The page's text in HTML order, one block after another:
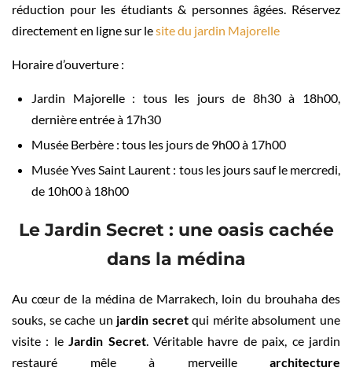
réduction pour les étudiants & personnes âgées. Réservez
directement en ligne sur lesite du jardin Majorelle
Horaire d’ouverture :
Jardin Majorelle : tous les jours de 8h30 à 18h00,
dernière entrée à 17h30
Musée Berbère : tous les jours de 9h00 à 17h00
Musée Yves Saint Laurent : tous les jours sauf le mercredi,
de 10h00 à 18h00
Le Jardin Secret : une oasis cachée
dans la médina
Au cœur de la médina de Marrakech, loin du brouhaha des
souks, se cache un jardin secretqui mérite absolument une
visite : leJardin Secret. Véritable havre de paix, ce jardin
restauré mêle à merveille architecture